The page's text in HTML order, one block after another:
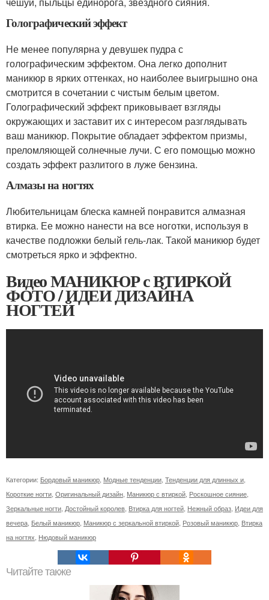
Голографический эффект
Не менее популярна у девушек пудра с
голографическим эффектом. Она легко дополнит
маникюр в ярких оттенках, но наиболее выигрышно она
смотрится в сочетании с чистым белым цветом.
Голографический эффект приковывает взгляды
окружающих и заставит их с интересом разглядывать
ваш маникюр. Покрытие обладает эффектом призмы,
преломляющей солнечные лучи. С его помощью можно
создать эффект разлитого в луже бензина.
Алмазы на ногтях
Любительницам блеска камней понравится алмазная
втирка. Ее можно нанести на все ноготки, используя в
качестве подложки белый гель-лак. Такой маникюр будет
смотреться ярко и эффектно.
Видео МАНИКЮР с ВТИРКОЙ
ФОТО / ИДЕИ ДИЗАЙНА
НОГТЕЙ
Категории: Бордовый маникюр Модные тенденции Тенденции для длинных и
Короткие ногти Оригинальный дизайн Маникюр с втиркой Роскошное сияние
Зеркальные ногти Достойный королев Втирка для ногтей Нежный образ Идеи для
вечера Белый маникюр Маникюр с зеркальной втиркой Розовый маникюр Втирка
на ногтях Нюдовый маникюр
Читайте также